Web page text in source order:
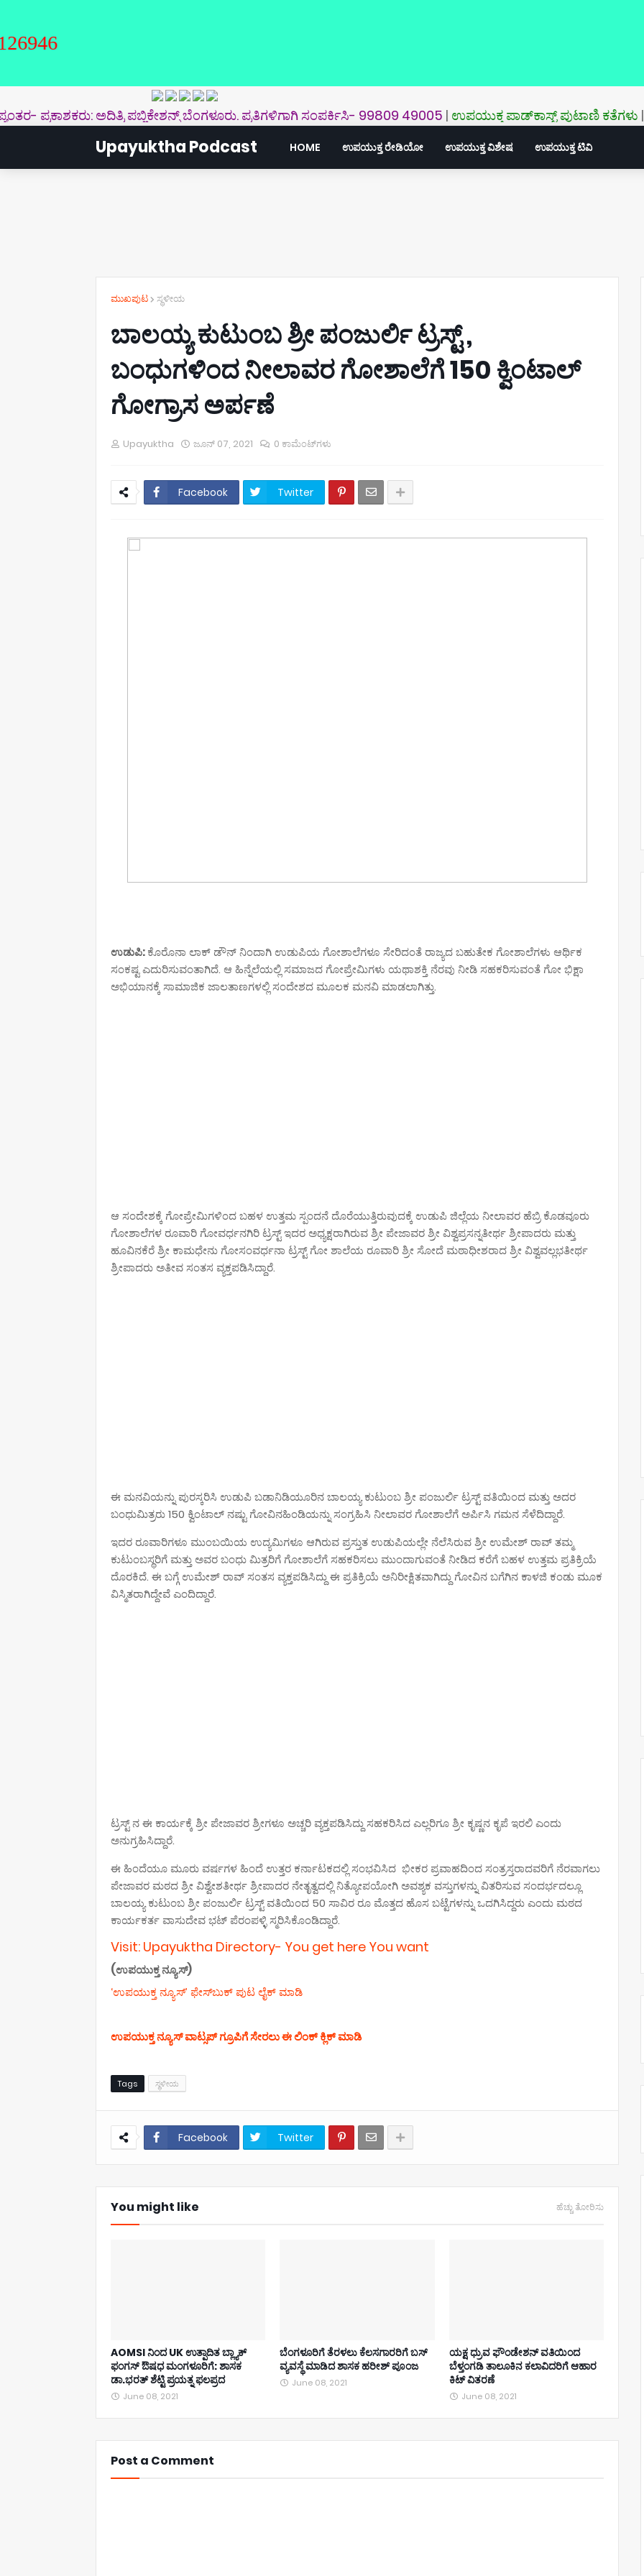
ಅದಿತ್ರಿ ಪಬ್ಲಿಕೇಶನ್ಸ್‌ ಬೆಂಗಳೂರು. ಪ್ರತಿಗಳಿಗಾಗಿ ಸಂಪರ್ಕಿಸಿ- 99809 49005 |ಉಪಯುಕ್ತ ಪಾಡ್‌ಕಾಸ್ಟ್‌ ಪುಟಾಣಿ ಕತೆಗಳು|
Upayuktha Podcast HOME ಉಪಯುಕ್ತ ರೇಡಿಯೋ ಉಪಯುಕ್ತ ವಿಶೇಷ ಉಪಯುಕ್ತ ಟಿವಿ
ಮುಖಪುಟ ಸ್ಥಳೀಯ
ಬಾಲಯ್ಯ ಕುಟುಂಬ ಶ್ರೀ ಪಂಜುರ್ಲಿ ಟ್ರಸ್ಟ್‌ ,
ಬಂಧುಗಳಿಂದ ನೀಲಾವರ ಗೋಶಾಲೆಗೆ 150 ಕ್ವಿಂಟಾಲ್
ಗೋಗ್ರಾಸ ಅರ್ಪಣೆ
Upayuktha ಜೂನ್ 07, 2021 0 ಕಾಮೆಂಟ್‌ಗಳು
Facebook Twitter
ಉಡುಪಿ:ಕೊರೊನಾ ಲಾಕ್ ಡೌನ್ ನಿಂದಾಗಿ ಉಡುಪಿಯ ಗೋಶಾಲೆಗಳೂ ಸೇರಿದಂತೆ ರಾಜ್ಯದ ಬಹುತೇಕ ಗೋಶಾಲೆಗಳು ಆರ್ಥಿಕ
ಸಂಕಷ್ಟ ಎದುರಿಸುವಂತಾಗಿದೆ. ಆ ಹಿನ್ನೆಲೆಯಲ್ಲಿ ಸಮಾಜದ ಗೋಪ್ರೇಮಿಗಳು ಯಥಾಶಕ್ತಿ ನೆರವು ನೀಡಿ ಸಹಕರಿಸುವಂತೆ ಗೋ ಭಿಕ್ಷಾ
ಅಭಿಯಾನಕ್ಕೆ ಸಾಮಾಜಿಕ ಜಾಲತಾಣಗಳಲ್ಲಿ ಸಂದೇಶದ ಮೂಲಕ ಮನವಿ ಮಾಡಲಾಗಿತ್ತು.
ಆ ಸಂದೇಶಕ್ಕೆ ಗೋಪ್ರೇಮಿಗಳಿಂದ ಬಹಳ ಉತ್ತಮ ಸ್ಪಂದನೆ ದೊರೆಯುತ್ತಿರುವುದಕ್ಕೆ ಉಡುಪಿ ಜಿಲ್ಲೆಯ ನೀಲಾವರ ಹೆಬ್ರಿ ಕೊಡವೂರು
ಗೋಶಾಲೆಗಳ ರೂವಾರಿ ಗೋವರ್ಧನಗಿರಿ ಟ್ರಸ್ಟ್ ಇದರ ಅಧ್ಯಕ್ಷರಾಗಿರುವ ಶ್ರೀ ಪೇಜಾವರ ಶ್ರೀ ವಿಶ್ವಪ್ರಸನ್ನತೀರ್ಥ ಶ್ರೀಪಾದರು ಮತ್ತು
ಹೂವಿನಕೆರೆ ಶ್ರೀ ಕಾಮಧೇನು ಗೋಸಂವರ್ಧನಾ ಟ್ರಸ್ಟ್ ಗೋ ಶಾಲೆಯ ರೂವಾರಿ ಶ್ರೀ ಸೋದೆ ಮಠಾಧೀಶರಾದ ಶ್ರೀ ವಿಶ್ವವಲ್ಲಭತೀರ್ಥ
ಶ್ರೀಪಾದರು ಅತೀವ ಸಂತಸ ವ್ಯಕ್ತಪಡಿಸಿದ್ದಾರೆ.
ಈ ಮನವಿಯನ್ನು ಪುರಸ್ಕರಿಸಿ ಉಡುಪಿ ಬಡಾನಿಡಿಯೂರಿನ ಬಾಲಯ್ಯ ಕುಟುಂಬ ಶ್ರೀ ಪಂಜುರ್ಲಿ ಟ್ರಸ್ಟ್ ವತಿಯಿಂದ ಮತ್ತು ಅದರ
ಬಂಧುಮಿತ್ರರು 150 ಕ್ವಿಂಟಾಲ್ ನಷ್ಟು ಗೋವಿನ‌ಹಿಂಡಿಯನ್ನು ಸಂಗ್ರಹಿಸಿ ನೀಲಾವರ ಗೋಶಾಲೆಗೆ ಅರ್ಪಿಸಿ ಗಮನ ಸೆಳೆದಿದ್ದಾರೆ.‌
ಇದರ ರೂವಾರಿಗಳೂ ಮುಂಬಯಿಯ ಉದ್ಯಮಿಗಳೂ ಆಗಿರುವ ಪ್ರಸ್ತುತ ಉಡುಪಿಯಲ್ಲೇ ನೆಲೆಸಿರುವ ಶ್ರೀ ಉಮೇಶ್ ರಾವ್ ತಮ್ಮ
ಕುಟುಂಬಸ್ಥರಿಗೆ ಮತ್ತು ಅವರ ಬಂಧು ಮಿತ್ರರಿಗೆ ಗೋಶಾಲೆಗೆ ಸಹಕರಿಸಲು ಮುಂದಾಗುವಂತೆ ನೀಡಿದ ಕರೆಗೆ ಬಹಳ ಉತ್ತಮ ಪ್ರತಿಕ್ರಿಯೆ
ದೊರಕಿದೆ. ಈ ಬಗ್ಗೆ ಉಮೇಶ್ ರಾವ್ ಸಂತಸ ವ್ಯಕ್ತಪಡಿಸಿದ್ದು ಈ ಪ್ರತಿಕ್ರಿಯೆ ಅನಿರೀಕ್ಷಿತವಾಗಿದ್ದು ಗೋವಿನ ಬಗೆಗಿನ ಕಾಳಜಿ ಕಂಡು ಮೂಕ
ವಿಸ್ಮಿತರಾಗಿದ್ದೇವೆ ಎಂದಿದ್ದಾರೆ.
ಟ್ರಸ್ಟ್ ನ ಈ ಕಾರ್ಯಕ್ಕೆ ಶ್ರೀ ಪೇಜಾವರ ಶ್ರೀಗಳೂ ಅಚ್ಚರಿ ವ್ಯಕ್ತಪಡಿಸಿದ್ದು ಸಹಕರಿಸಿದ ಎಲ್ಲರಿಗೂ ಶ್ರೀ ಕೃಷ್ಣನ ಕೃಪೆ ಇರಲಿ ಎಂದು
ಅನುಗ್ರಹಿಸಿದ್ದಾರೆ.
ಈ ಹಿಂದೆಯೂ ಮೂರು ವರ್ಷಗಳ ಹಿಂದೆ ಉತ್ತರ ಕರ್ನಾಟಕದಲ್ಲಿ ಸಂಭವಿಸಿದ ಭೀಕರ ಪ್ರವಾಹದಿಂದ ಸಂತ್ರಸ್ತರಾದವರಿಗೆ ನೆರವಾಗಲು
ಪೇಜಾವರ ಮಠದ ಶ್ರೀ ವಿಶ್ವೇಶತೀರ್ಥ ಶ್ರೀಪಾದರ ನೇತೃತ್ವದಲ್ಲಿ ನಿತ್ಯೋಪಯೋಗಿ ಅವಶ್ಯಕ ವಸ್ತುಗಳನ್ನು ವಿತರಿಸುವ ಸಂದರ್ಭದಲ್ಲೂ
ಬಾಲಯ್ಯ ಕುಟುಂಬ ಶ್ರೀ ಪಂಜುರ್ಲಿ ಟ್ರಸ್ಟ್ ವತಿಯಿಂದ 50 ಸಾವಿರ ರೂ ಮೊತ್ತದ ಹೊಸ ಬಟ್ಟೆಗಳನ್ನು ಒದಗಿಸಿದ್ದರು ಎಂದು ಮಠದ
ಕಾರ್ಯಕರ್ತ ವಾಸುದೇವ ಭಟ್ ಪೆರಂಪಳ್ಳಿ ಸ್ಮರಿಸಿಕೊಂಡಿದ್ದಾರೆ.
Visit: Upayuktha Directory- You get here You want
(ಉಪಯುಕ್ತ ನ್ಯೂಸ್)
‘ಉಪಯುಕ್ತ ನ್ಯೂಸ್‌’ ಫೇಸ್‌ಬುಕ್ ಪುಟ ಲೈಕ್ ಮಾಡಿ
ಉಪಯುಕ್ತ ನ್ಯೂಸ್‌ ವಾಟ್ಸಪ್‌ ಗ್ರೂಪಿಗೆ ಸೇರಲು ಈ ಲಿಂಕ್ ಕ್ಲಿಕ್ ಮಾಡಿ
Tags ಸ್ಥಳೀಯ
Facebook Twitter
You might like ಹೆಚ್ಚು ತೋರಿಸು
AOMSI ನಿಂದ UK ಉತ್ಪಾದಿತ ಬ್ಲ್ಯಾಕ್
ಫಂಗಸ್ ಔಷಧ ಮಂಗಳೂರಿಗೆ: ಶಾಸಕ
ಡಾ.ಭರತ್ ಶೆಟ್ಟಿ ಪ್ರಯತ್ನ ಫಲಪ್ರದ
June 08, 2021
ಬೆಂಗಳೂರಿಗೆ ತೆರಳಲು ಕೆಲಸಗಾರರಿಗೆ ಬಸ್‌
ವ್ಯವಸ್ಥೆ ಮಾಡಿದ ಶಾಸಕ ಹರೀಶ್ ಪೂಂಜ
June 08, 2021
ಯಕ್ಷ ಧ್ರುವ ಫೌಂಡೇಶನ್ ವತಿಯಿಂದ
ಬೆಳ್ತಂಗಡಿ ತಾಲೂಕಿನ ಕಲಾವಿದರಿಗೆ ಆಹಾರ
ಕಿಟ್ ವಿತರಣೆ
June 08, 2021
Post a Comment